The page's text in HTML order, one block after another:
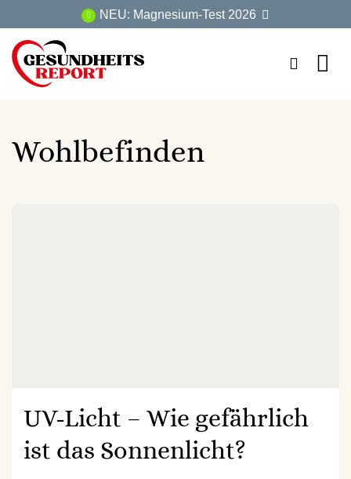
Inhalt
springen
NEU: Magnesium-Test 2026
Wohlbefinden
UV-Licht – Wie gefährlich
ist das Sonnenlicht?